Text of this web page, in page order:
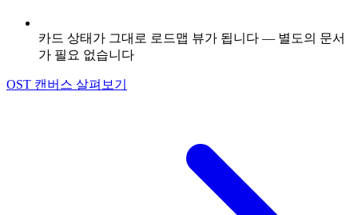
카드 상태가 그대로 로드맵 뷰가 됩니다 — 별도의 문서
가 필요 없습니다
OST 캔버스 살펴보기